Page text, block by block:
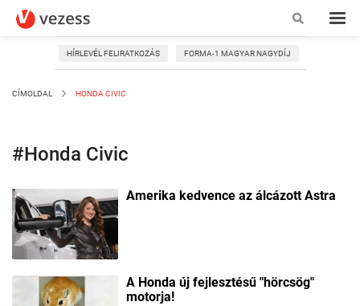
HÍRLEVÉL FELIRATKOZÁS FORMA-1 MAGYAR NAGYDÍJ
CÍMOLDAL HONDA CIVIC
#Honda Civic
Amerika kedvence az álcázott Astra
A Honda új fejlesztésű "hörcsög"
motorja!